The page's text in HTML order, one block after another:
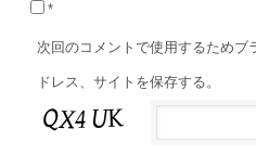
次回のコメントで使用するためブ
ドレス、サイトを保存する。
*